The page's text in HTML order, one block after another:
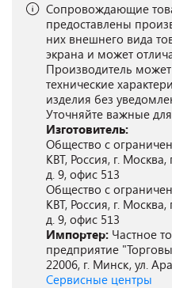
Сопровождающие
предоставлены
них внешнего вида
экрана и может
Производитель
технические
изделия без
Уточняйте важные
Изготовитель:
Oбщество с
КВТ, Россия, г.
д. 9, офис 513
Oбщество с
КВТ, Россия, г.
д. 9, офис 513
Импортер: Частное
предприятие
22006, г. Минск, ул.
Сервисные центры